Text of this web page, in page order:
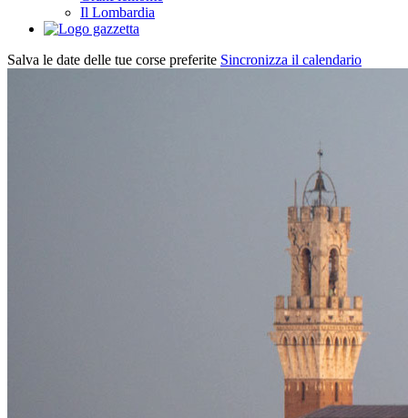
Il Lombardia
Salva le date delle tue corse preferite Sincronizza il calendario